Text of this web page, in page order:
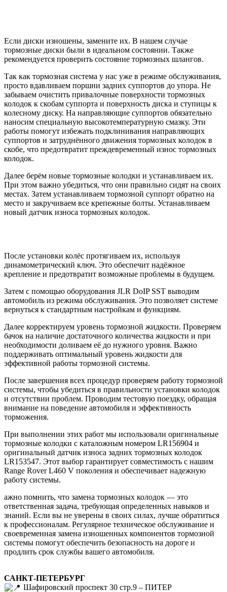
Если диски изношены, замените их. В нашем случае
тормозные диски были в идеальном состоянии. Также
рекомендуется проверить состояние тормозных шлангов.
Так как тормозная система у нас уже в режиме обслуживания,
просто вдавливаем поршни задних суппортов до упора. Не
забываем очистить привалочные поверхности тормозных
колодок к скобам суппорта и поверхность диска и ступицы к
колесному диску. На направляющие суппортов обязательно
наносим специальную высокотемпературную смазку. Эти
работы помогут избежать подклинивания направляющих
суппортов и затруднённого движения тормозных колодок в
скобе, что предотвратит преждевременный износ тормозных
колодок.
Далее берём новые тормозные колодки и устанавливаем их.
При этом важно убедиться, что они правильно сидят на своих
местах. Затем устанавливаем тормозной суппорт обратно на
место и закручиваем все крепежные болты. Устанавливаем
новый датчик износа тормозных колодок.
После установки колёс протягиваем их, используя
динамометрический ключ. Это обеспечит надёжное
крепление и предотвратит возможные проблемы в будущем.
Затем с помощью оборудования JLR DoIP SST выводим
автомобиль из режима обслуживания. Это позволяет системе
вернуться к стандартным настройкам и функциям.
Далее корректируем уровень тормозной жидкости. Проверяем
бачок на наличие достаточного количества жидкости и при
необходимости доливаем её до нужного уровня. Важно
поддерживать оптимальный уровень жидкости для
эффективной работы тормозной системы.
После завершения всех процедур проверяем работу тормозной
системы, чтобы убедиться в правильности установки колодок
и отсутствии проблем. Проводим тестовую поездку, обращая
внимание на поведение автомобиля и эффективность
торможения.
При выполнении этих работ мы использовали оригинальные
тормозные колодки с каталожным номером LR156904 и
оригинальный датчик износа задних тормозных колодок
LR153547. Этот выбор гарантирует совместимость с нашим
Range Rover L460 V поколения и обеспечивает надежную
работу системы.
ажно помнить, что замена тормозных колодок — это
ответственная задача, требующая определенных навыков и
знаний. Если вы не уверены в своих силах, лучше обратиться
к профессионалам. Регулярное техническое обслуживание и
своевременная замена изношенных компонентов тормозной
системы помогут обеспечить безопасность на дороге и
продлить срок службы вашего автомобиля.
САНКТ-ПЕТЕРБУРГ
Шафировский проспект 30 стр.9 – ПИТЕР